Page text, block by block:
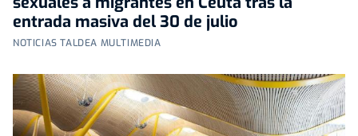
entrada masiva del 30 de julio
NOTICIAS TALDEA MULTIMEDIA